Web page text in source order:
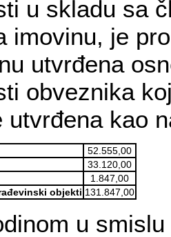
u skladu sa
imovinu, je
utvrđena
obveznika
utvrđena kao
52.555,00
33.120,00
1.847,00
objekti 131.847,00
u